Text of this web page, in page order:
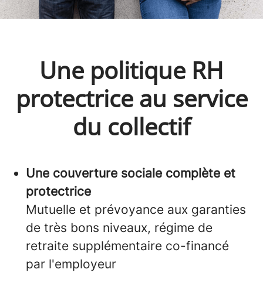
Une politique RH
protectrice au service
du collectif
Une couverture sociale complète et
protectrice
Mutuelle et prévoyance aux garanties
de très bons niveaux, régime de
retraite supplémentaire co-financé
par l'employeur